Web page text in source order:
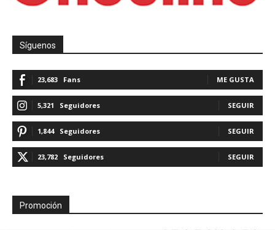
Síguenos
23,683 Fans ME GUSTA
5,321 Seguidores SEGUIR
1,844 Seguidores SEGUIR
23,782 Seguidores SEGUIR
Promoción